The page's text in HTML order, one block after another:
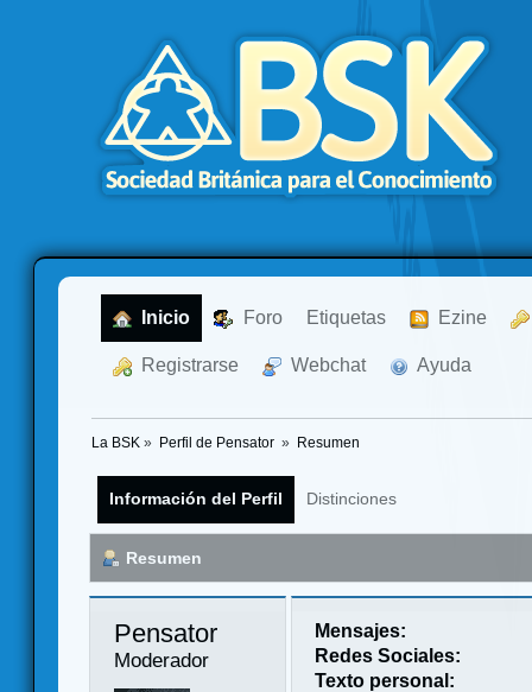
Inicio Foro Etiquetas Ezine
Registrarse Webchat Ayuda
La BSK » Perfil de Pensator » Resumen
Información del Perfil Distinciones
Resumen
Pensator
Moderador
Mensajes:
Redes Sociales:
Texto personal: